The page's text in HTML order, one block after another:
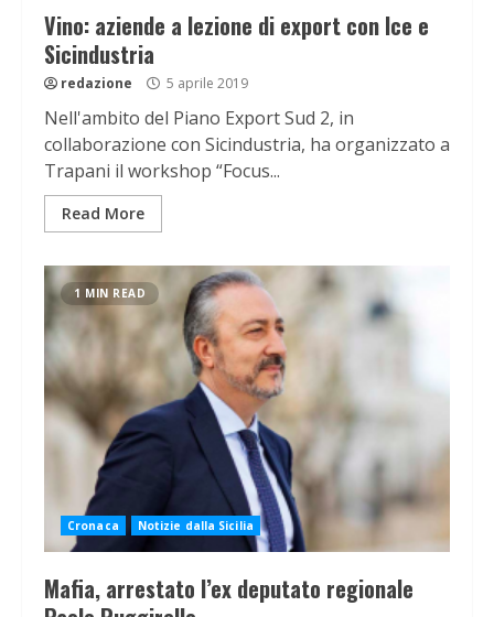
Vino: aziende a lezione di export con Ice e
Sicindustria
redazione 5 aprile 2019
Nell'ambito del Piano Export Sud 2, in
collaborazione con Sicindustria, ha organizzato a
Trapani il workshop “Focus...
Read More
1 MIN READ
Cronaca Notizie dalla Sicilia
Mafia, arrestato l’ex deputato regionale